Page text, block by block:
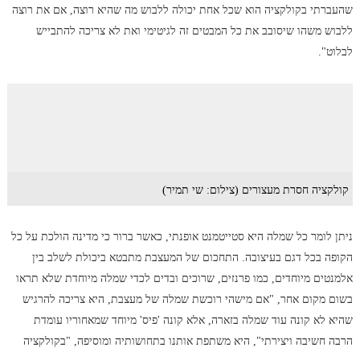
שהעברתי בקולקציה הוא שכל אחת יכולה ללבוש מה שהיא רוצה, אם את רוצה
ללבוש משהו שיסובב את כל המבטים זה לגיטימי ואת לא צריכה להתבייש
לבלוט".
קולקציה חסרת מעצורים (צילום: שי תמיר)
ניתן לומר כל שמלה היא סטייטמנט אופנתי, כאשר ברור כי מדינה הולכת על כל
הקופה בכל דגם בעיצובה. התחכום של המעצבת מתבטא ביכולת לשלב בין
אלמנטים מיוחדים, כמו פרנזים, שרוכים ובדים לכדי שמלה מיוחדת שלא תראו
בשום מקום אחר, "אם מישהי רוכשת שמלה של מעצבת, היא צריכה להרגיש
שהיא לא קונה עוד שמלה בזארה, אלא קונה 'פיס' מיוחד שמאחוריו עומדת
הרבה חשיבה ויצירתי", היא משתפת אותנו בתחושותיה ומוסיפה, "בקולקציה